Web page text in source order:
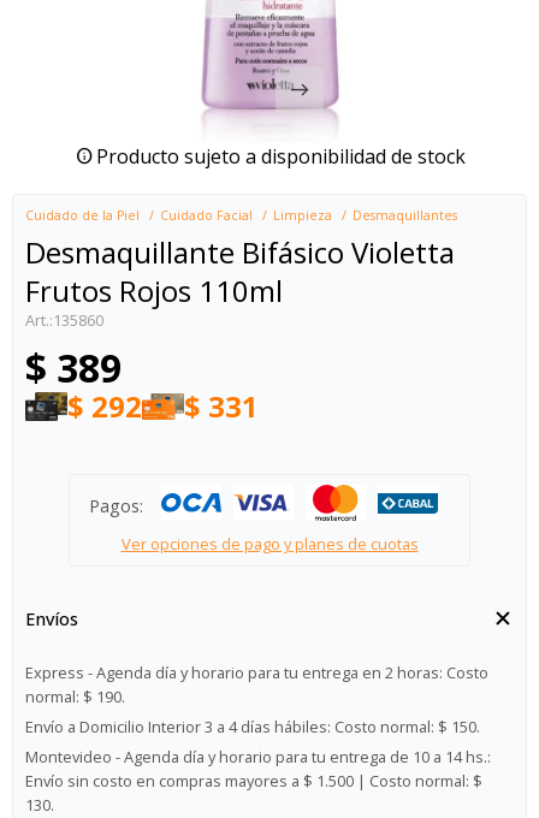
Producto sujeto a disponibilidad de stock
Cuidado de la Piel Cuidado Facial Limpieza Desmaquillantes
Desmaquillante Bifásico Violetta
Frutos Rojos 110ml
135860
$ 389
$ 292 $ 331
Pagos:
Ver opciones de pago y planes de cuotas
Envíos
Express - Agenda día y horario para tu entrega en 2 horas: Costo
normal: $ 190.
Envío a Domicilio Interior 3 a 4 días hábiles: Costo normal: $ 150.
Montevideo - Agenda día y horario para tu entrega de 10 a 14 hs.:
Envío sin costo en compras mayores a $ 1.500 | Costo normal: $
130.